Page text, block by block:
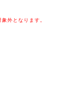
外となります。